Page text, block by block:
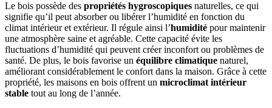
Le bois possède des propriétés hygroscopiques naturelles, ce qui
signifie qu’il peut absorber ou libérer l’humidité en fonction du
climat intérieur et extérieur. Il régule ainsi l’humidité pour maintenir
une atmosphère saine et agréable. Cette capacité évite les
fluctuations d’humidité qui peuvent créer inconfort ou problèmes de
santé. De plus, le bois favorise un équilibre climatique naturel,
améliorant considérablement le confort dans la maison. Grâce à cette
propriété, les maisons en bois offrent un microclimat intérieur
stable tout au long de l’année.